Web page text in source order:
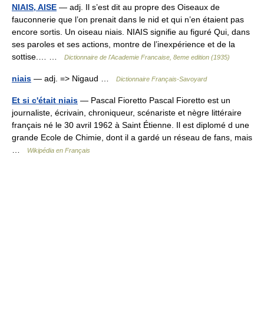
NIAIS, AISE — adj. Il s’est dit au propre des Oiseaux de
fauconnerie que l’on prenait dans le nid et qui n’en étaient pas
encore sortis. Un oiseau niais. NIAIS signifie au figuré Qui, dans
ses paroles et ses actions, montre de l’inexpérience et de la
sottise.… …
Dictionnaire de l'Academie Francaise, 8eme edition (1935)
niais — adj. => Nigaud … Dictionnaire Français-Savoyard
Et si c'était niais — Pascal Fioretto Pascal Fioretto est un
journaliste, écrivain, chroniqueur, scénariste et nègre littéraire
français né le 30 avril 1962 à Saint Étienne. Il est diplomé d une
grande Ecole de Chimie, dont il a gardé un réseau de fans, mais
Wikipédia en Français